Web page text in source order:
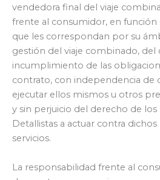
vendedora final del viaje
frente al consumidor, en función
que les correspondan por su
gestión del viaje combinado, del
incumplimiento de las
contrato, con independencia de
ejecutar ellos mismos u otros
y sin perjuicio del derecho de los
Detallistas a actuar contra
servicios.
La responsabilidad frente al